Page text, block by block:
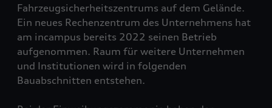
Fahrzeugsicherheitszentrums auf dem Gelände.
Ein neues Rechenzentrum des Unternehmens hat
am incampus bereits 2022 seinen Betrieb
aufgenommen. Raum für weitere Unternehmen
und Institutionen wird in folgenden
Bauabschnitten entstehen.